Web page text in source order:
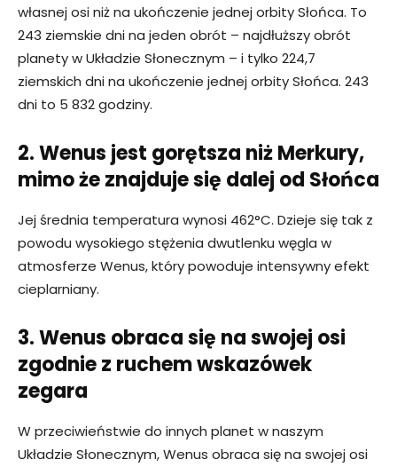
własnej osi niż na ukończenie jednej orbity Słońca. To
243 ziemskie dni na jeden obrót – najdłuższy obrót
planety w Układzie Słonecznym – i tylko 224,7
ziemskich dni na ukończenie jednej orbity Słońca. 243
dni to 5 832 godziny.
2. Wenus jest gorętsza niż Merkury,
mimo że znajduje się dalej od Słońca
Jej średnia temperatura wynosi 462°C. Dzieje się tak z
powodu wysokiego stężenia dwutlenku węgla w
atmosferze Wenus, który powoduje intensywny efekt
cieplarniany.
3. Wenus obraca się na swojej osi
zgodnie z ruchem wskazówek
zegara
W przeciwieństwie do innych planet w naszym
Układzie Słonecznym, Wenus obraca się na swojej osi